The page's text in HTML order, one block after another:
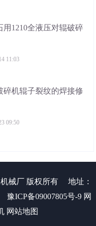
用1210全液压对辊破碎
11:03
碎机辊子裂纹的焊接修
09:50
械厂 版权所有
地址：
豫ICP备09007805号-9 网
网站地图